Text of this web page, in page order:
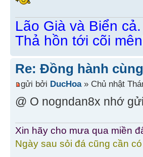
Lão Già và Biển cả.
Thả hồn tới cõi
Re: Đồng hành
gửi bởi DucHoa» Chủ nhật
@ O nogndan8x nhớ
Xin hãy cho mưa qua miền
Ngày sau sỏi đá cũng cần